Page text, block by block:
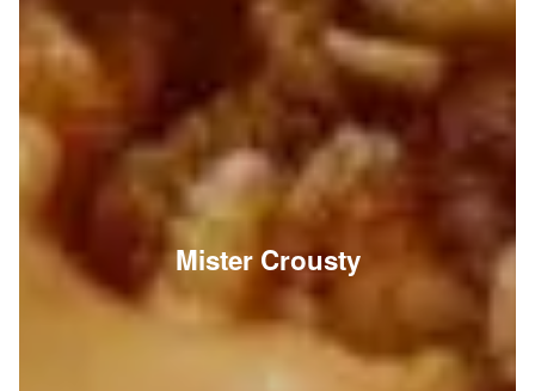
Mister Crousty